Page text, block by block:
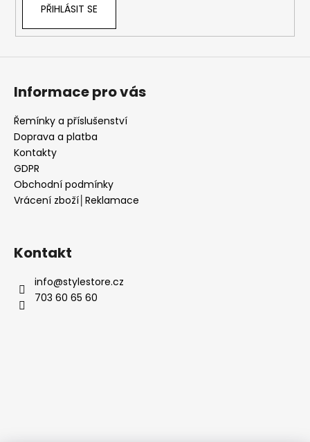
PŘIHLÁSIT SE
Informace pro vás
Řemínky a příslušenství
Doprava a platba
Kontakty
GDPR
Obchodní podmínky
Vrácení zboží│Reklamace
Kontakt
info@stylestore.cz
703 60 65 60